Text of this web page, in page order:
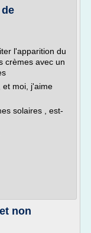
l'apparition du
crèmes avec un
et moi, j'aime
solaires , est-
non